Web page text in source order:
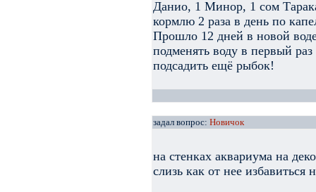
Данио, 1 Минор, 1 сом
кормлю 2 раза в день по
Прошло 12 дней в новой
подменять воду в первый
подсадить ещё рыбок!
задал вопрос: Новичок
на стенках аквариума на
слизь как от нее избавиться